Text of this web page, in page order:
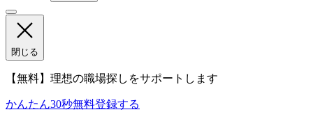
閉じる
【無料】理想の職場探しをサポートします
かんたん30秒無料登録する